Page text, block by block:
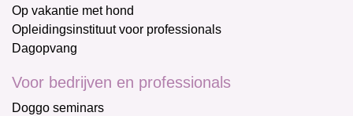
Op vakantie met hond
Opleidingsinstituut voor professionals
Dagopvang
Voor bedrijven en professionals
Doggo seminars